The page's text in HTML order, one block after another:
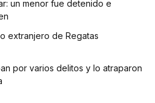
un menor fue detenido e
extranjero de Regatas
por varios delitos y lo atraparon